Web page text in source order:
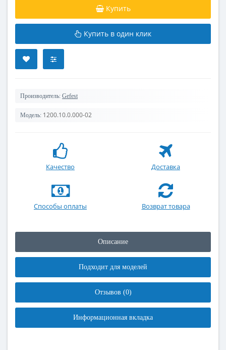
Купить
Купить в один клик
Производитель: Gefest
Модель: 1200.10.0.000-02
Качество Доставка
Способы оплаты Возврат товара
Описание
Подходит для моделей
Отзывов (0)
Информационная вкладка